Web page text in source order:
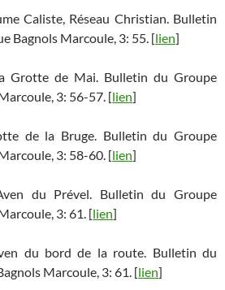
Caliste, Réseau Christian. Bulletin
Bagnols Marcoule, 3: 55. [lien]
Grotte de Mai. Bulletin du Groupe
3: 56-57. [lien]
de la Bruge. Bulletin du Groupe
3: 58-60. [lien]
du Prével. Bulletin du Groupe
3: 61. [lien]
du bord de la route. Bulletin du
Marcoule, 3: 61. [lien]